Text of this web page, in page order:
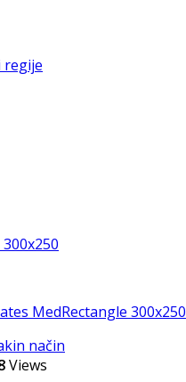
Views